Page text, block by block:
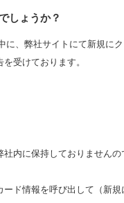
しょうか？
に、弊社サイトにて新規に
受けております。
内に保持しておりません
ド情報を呼び出して（新